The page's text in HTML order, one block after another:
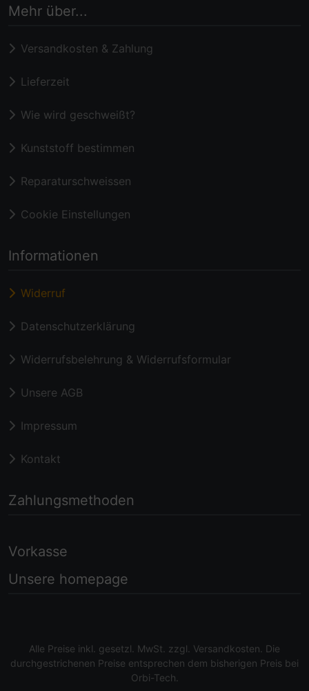
Mehr über...
Versandkosten & Zahlung
Lieferzeit
Wie wird geschweißt?
Kunststoff bestimmen
Reparaturschweissen
Cookie Einstellungen
Informationen
Widerruf
Datenschutzerklärung
Widerrufsbelehrung & Widerrufsformular
Unsere AGB
Impressum
Kontakt
Zahlungsmethoden
Vorkasse
Unsere homepage
Alle Preise inkl. gesetzl. MwSt. zzgl. Versandkosten . Die
durchgestrichenen Preise entsprechen dem bisherigen Preis bei
Orbi-Tech.